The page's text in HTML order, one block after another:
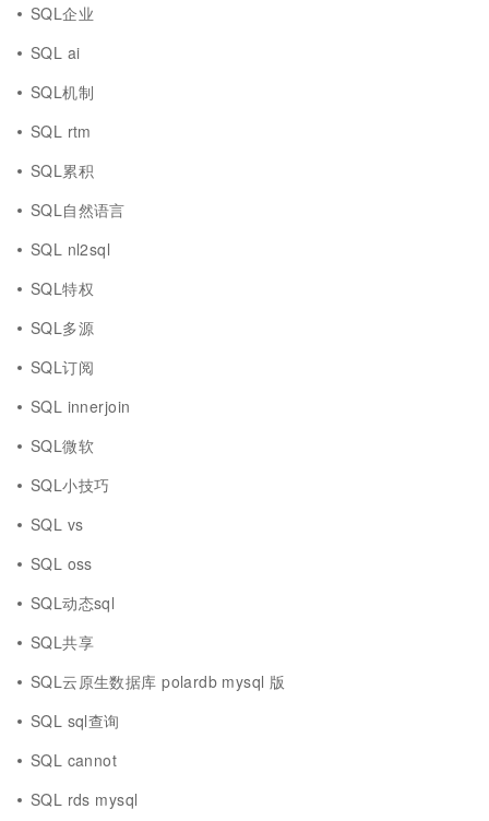
SQL企业
SQL ai
SQL机制
SQL rtm
SQL累积
SQL自然语言
SQL nl2sql
SQL特权
SQL多源
SQL订阅
SQL innerjoin
SQL微软
SQL小技巧
SQL vs
SQL oss
SQL动态sql
SQL共享
SQL云原生数据库 polardb mysql 版
SQL sql查询
SQL cannot
SQL rds mysql